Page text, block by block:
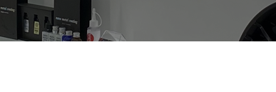
東都 株式会社ファイブスター東都